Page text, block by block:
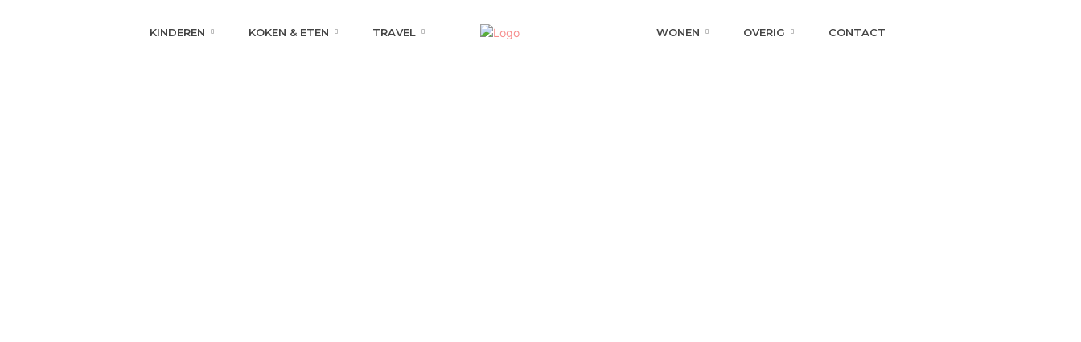
KINDEREN KOKEN & ETEN TRAVEL WONEN OVERIG CONTACT